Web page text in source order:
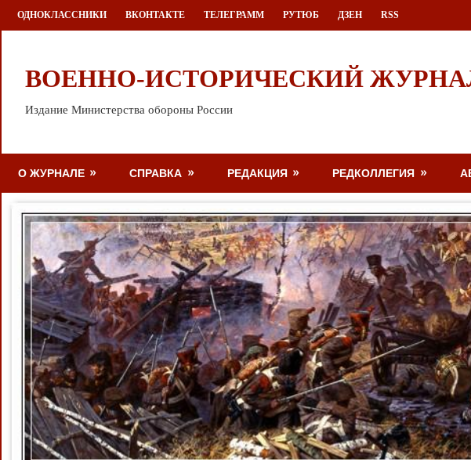
Перейти
к
ОДНОКЛАССНИКИ ВКОНТАКТЕ ТЕЛЕГРАММ РУТЮБ ДЗЕН RSS
ВОЕННО-ИСТОРИЧЕСКИЙ
Издание Министерства обороны России
О ЖУРНАЛЕ СПРАВКА РЕДАКЦИЯ РЕДКОЛЛЕГИЯ